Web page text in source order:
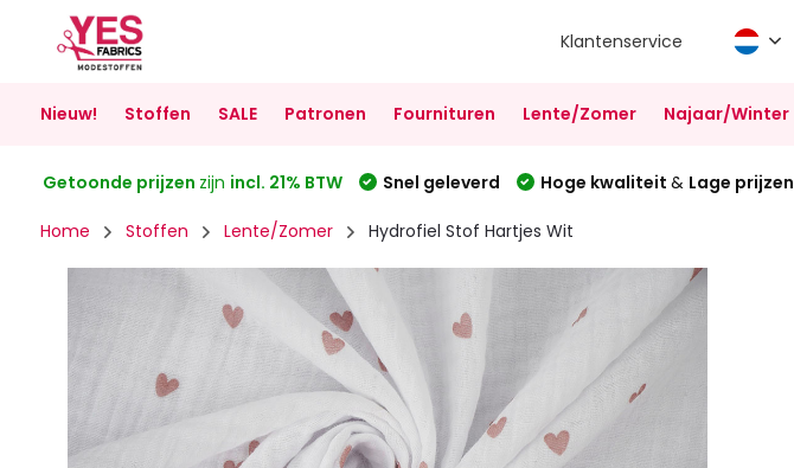
Klantenservice
Nieuw! Stoffen SALE Patronen Fournituren Lente/Zomer Najaar/Winter
Getoonde prijzen zijn incl. 21% BTW Snel geleverd Hoge kwaliteit & Lage prijzen
Home Stoffen Lente/Zomer Hydrofiel Stof Hartjes Wit